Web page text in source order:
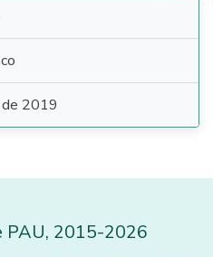
de 2019
PAU, 2015-2026